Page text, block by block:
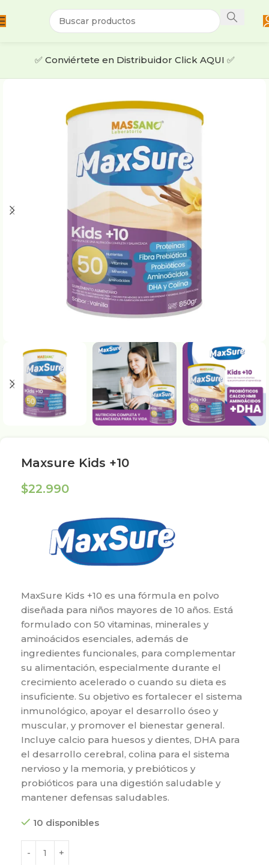
✅​ ​Conviértete en Distribuidor Click AQUI ✅​
Maxsure Kids +10
$22.990
MaxSure Kids +10 es una fórmula en polvo
diseñada para niños mayores de 10 años. Está
formulado con 50 vitaminas, minerales y
aminoácidos esenciales, además de
ingredientes funcionales, para complementar
su alimentación, especialmente durante el
crecimiento acelerado o cuando su dieta es
insuficiente. Su objetivo es fortalecer el sistema
inmunológico, apoyar el desarrollo óseo y
muscular, y promover el bienestar general.
Incluye calcio para huesos y dientes, DHA para
el desarrollo cerebral, colina para el sistema
nervioso y la memoria, y prebióticos y
probióticos para una digestión saludable y
mantener defensas saludables.
10 disponibles